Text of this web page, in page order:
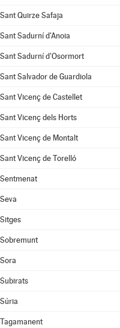
Sant Quirze Safaja
Sant Sadurní d'Anoia
Sant Sadurní d'Osormort
Sant Salvador de Guardiola
Sant Vicenç de Castellet
Sant Vicenç dels Horts
Sant Vicenç de Montalt
Sant Vicenç de Torelló
Sentmenat
Seva
Sitges
Sobremunt
Sora
Subirats
Súria
Tagamanent